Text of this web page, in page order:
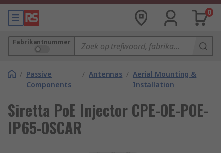
0
Fabrikantnummer
/ Passive
Components
/ Antennas / Aerial Mounting &
Installation
Siretta PoE Injector CPE-OE-POE-
IP65-OSCAR